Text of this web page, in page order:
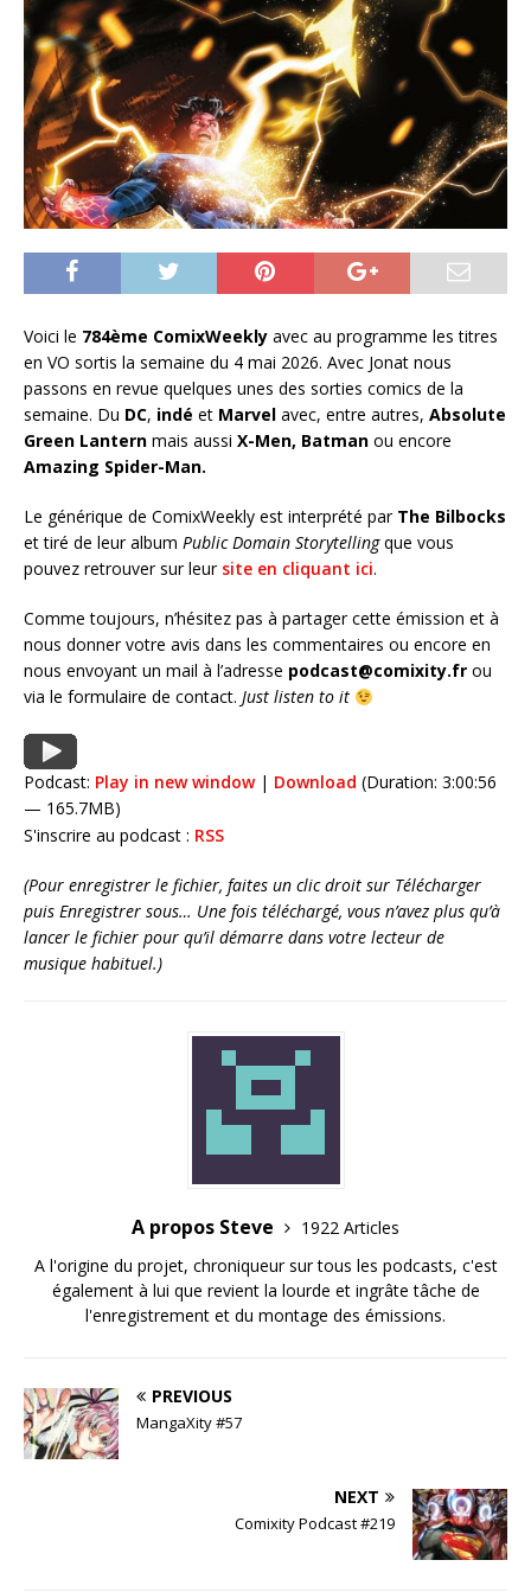
Voici le 784ème ComixWeekly avec au programme les titres
en VO sortis la semaine du 4 mai 2026. Avec Jonat nous
passons en revue quelques unes des sorties comics de la
semaine. Du DC, indé et Marvel avec, entre autres, Absolute
Green Lantern mais aussi X-Men, Batman ou encore
Amazing Spider-Man.
Le générique de ComixWeekly est interprété par The Bilbocks
et tiré de leur album Public Domain Storytellingque vous
pouvez retrouver sur leur site en cliquant ici.
Comme toujours, n’hésitez pas à partager cette émission et à
nous donner votre avis dans les commentaires ou encore en
nous envoyant un mail à l’adresse podcast@comixity.fr ou
via le formulaire de contact. Just listen to it
Podcast: Play in new window| Download (Duration: 3:00:56
— 165.7MB)
S'inscrire au podcast : RSS
(Pour enregistrer le fichier, faites un clic droit sur Télécharger
puis Enregistrer sous… Une fois téléchargé, vous n’avez plus qu’à
lancer le fichier pour qu’il démarre dans votre lecteur de
musique habituel.)
A propos Steve
1922 Articles
A l'origine du projet, chroniqueur sur tous les podcasts, c'est
également à lui que revient la lourde et ingrâte tâche de
l'enregistrement et du montage des émissions.
PREVIOUS
MangaXity #57
NEXT
Comixity Podcast #219